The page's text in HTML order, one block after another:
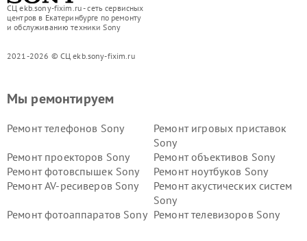
СЦ ekb.sony-fixim.ru - сеть сервисных
центров в Екатеринбурге по ремонту
и обслуживанию техники Sony
2021-2026 © СЦ ekb.sony-fixim.ru
Мы ремонтируем
Ремонт телефонов Sony
Ремонт игровых приставок
Sony
Ремонт проекторов Sony
Ремонт объективов Sony
Ремонт фотовспышек Sony
Ремонт ноутбуков Sony
Ремонт AV-ресиверов Sony
Ремонт акустических систем
Sony
Ремонт фотоаппаратов Sony Ремонт телевизоров Sony